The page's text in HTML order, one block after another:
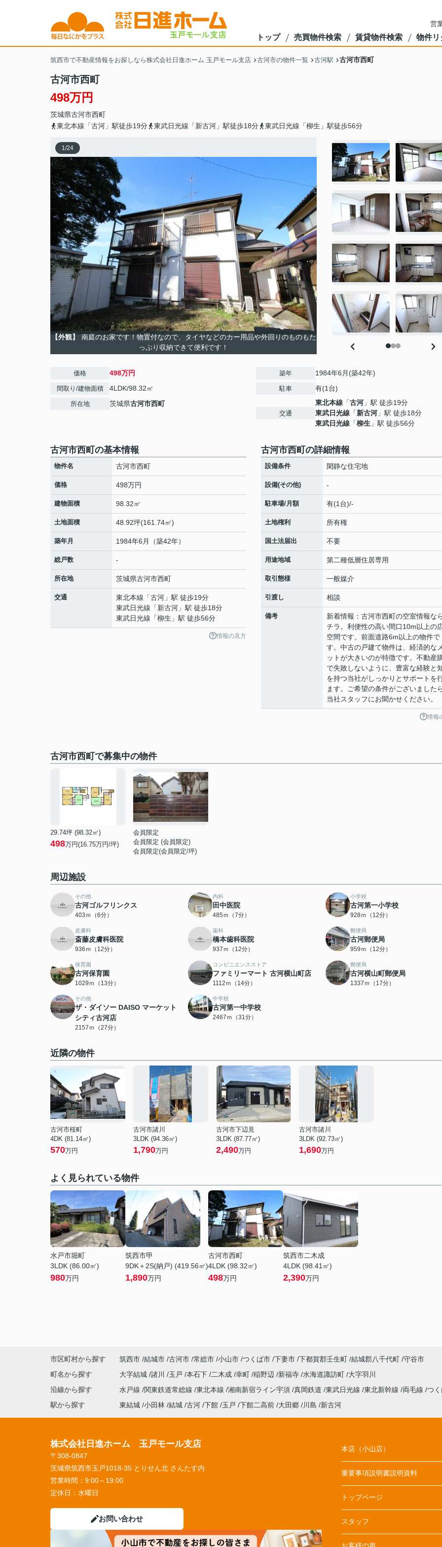
営
トップ 売買物件検索 賃貸物件検索 物件リ
筑西市で不動産情報をお探しなら株式会社日進ホーム 玉戸モール支店 古河市の物件一覧 古河駅 古河市西町
古河市西町
498万円
茨城県古河市西町
東北本線「古河」駅徒歩19分
東武日光線「新古河」駅徒歩18分 東武日光線「柳生」駅徒歩56分
1/24
【外観】
南庭のお家です！物置付なので、タイヤなどのカー用品や外回りのものもた
っぷり収納できて便利です！
価格 498万円
間取り/建物面積 4LDK/98.32㎡
所在地 茨城県古河市西町
築年 1984年6月(築42年)
駐車 有(1台)
交通
東北本線 「古河 」駅 徒歩19分
東武日光線 「新古河 」駅 徒歩18分
東武日光線 「柳生 」駅 徒歩56分
古河市西町の基本情報
物件名 古河市西町
価格 498万円
建物面積 98.32㎡
土地面積 48.92坪(161.74㎡)
築年月 1984年6月（築42年）
総戸数 -
所在地 茨城県古河市西町
交通 東北本線 「古河 」駅 徒歩19分
東武日光線 「新古河 」駅 徒歩18分
東武日光線 「柳生 」駅 徒歩56分
情報の見方
古河市西町の詳細情報
設備条件 閑静な住宅地
設備(その他) -
駐車場/月額 有(1台)/-
土地権利 所有権
国土法届出 不要
用途地域 第二種低層住居専用
取引態様 一般媒介
引渡し 相談
備考
新着情報：古河市西町の空室情報な
チラ。利便性の高い間口10m以上の
空間です。前面道路6m以上の物件で
す。中古の戸建て物件は、経済的な
ットが大きいのが特徴です。不動産
で失敗しないように、豊富な経験と
を持つ当社がしっかりとサポートを
ます。ご希望の条件がございましたら
当社スタッフにお聞かせください。
情報
古河市西町で募集中の物件
29.74坪 (98.32㎡)
498万円(16.75万円/坪)
会員限定
会員限定 (会員限定)
会員限定(会員限定/坪)
周辺施設
その他
古河ゴルフリンクス
403ｍ（6分）
内科
田中医院
485ｍ（7分）
小学校
古河第一小学校
928ｍ（12分）
皮膚科
斎藤皮膚科医院
936ｍ（12分）
歯科
橋本歯科医院
937ｍ（12分）
郵便局
古河郵便局
959ｍ（12分）
保育園
古河保育園
1029ｍ（13分）
コンビニエンスストア
ファミリーマート 古河横山町店
1112ｍ（14分）
郵便局
古河横山町郵便局
1337ｍ（17分）
その他
ザ・ダイソー DAISO マーケット
シティ古河店
2157ｍ（27分）
中学校
古河第一中学校
2467ｍ（31分）
近隣の物件
古河市桜町
4DK (81.14㎡)
570万円
古河市諸川
3LDK (94.36㎡)
1,790万円
古河市下辺見
3LDK (87.77㎡)
2,490万円
古河市諸川
3LDK (92.73㎡)
1,690万円
よく見られている物件
水戸市堀町
3LDK (86.00㎡)
980万円
筑西市甲
9DK＋2S(納戸) (419.56㎡)
1,890万円
古河市西町
4LDK (98.32㎡)
498万円
筑西市二木成
4LDK (98.41㎡)
2,390万円
市区町村から探す 筑西市 結城市 古河市 常総市 小山市 つくば市 下妻市 下都賀郡壬生町 結城郡八千代町 守谷市
町名から探す
大字結城 諸川 玉戸 本石下 二木成 幸町 稲野辺 新福寺 水海道諏訪町 大字羽川
沿線から探す
水戸線 関東鉄道常総線 東北本線 湘南新宿ライン宇須 真岡鉄道 東武日光線 東北新幹線 両毛線 つ
駅から探す
東結城 小田林 結城 古河 下館 玉戸 下館二高前 大田郷 川島 新古河
株式会社日進ホーム 玉戸モール支店
〒308-0847
茨城県筑西市玉戸1018-35 とりせん北 さんたす内
営業時間： 9:00～19:00
定休日： 水曜日
お問い合わせ
本店（小山店）
重要事項説明書説明資料
トップページ
スタッフ